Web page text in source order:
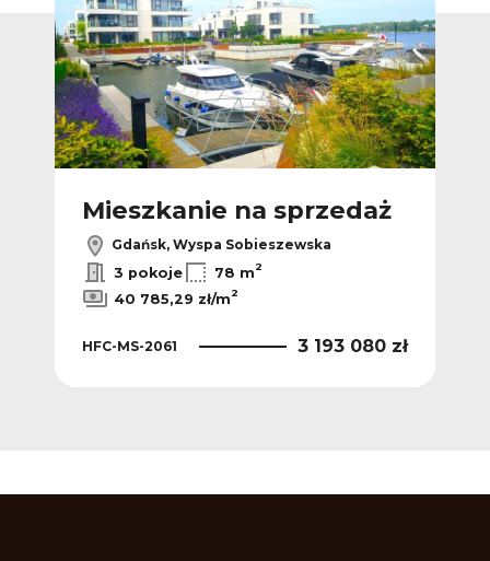
Mieszkanie na sprzedaż
Gdańsk, Wyspa Sobieszewska
3 pokoje
78 m2
40 785,29 zł/m2
HFC-MS-2061 3 193 080 zł